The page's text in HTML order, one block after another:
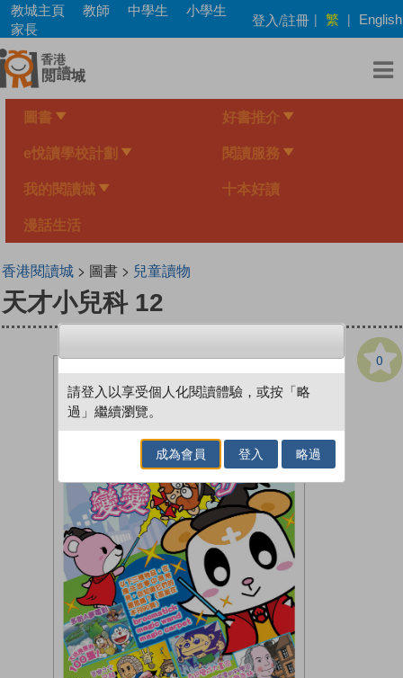
Skip
main
content
教城主頁 教師 中學生
小學生
家長
登入/註冊 | 繁 | English
圖書 好書推介
e悅讀學校計劃 閱讀服務
我的閱讀城 十本好讀
漫話生活
香港閱讀城> 圖書 > 兒童讀物
天才小兒科 12
0
請登入以享受個人化閱讀體驗，或按「略
過」繼續瀏覽。
成為會員 登入 略過